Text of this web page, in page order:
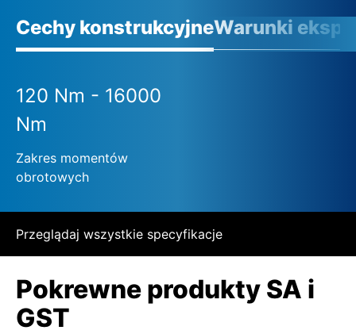
Cechy konstrukcyjneWarunki
120 Nm - 16000
Nm
Zakres momentów
obrotowych
Przeglądaj wszystkie specyfikacje
Pokrewne produkty SA i
GST